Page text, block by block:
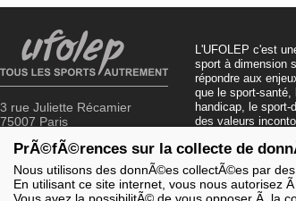
3 rue Juliette Récamier
75007 Paris
01 43 58 97 71
L'UFOLEP c'est
sport à dimension
répondre aux
que le sport-santé,
handicap, le sport-
des valeurs
la citoyenneté.
PrÃ©fÃ©rences sur la collecte de
Nous utilisons des donnÃ©es collectÃ©es par
En utilisant ce site internet, vous nous autorisez